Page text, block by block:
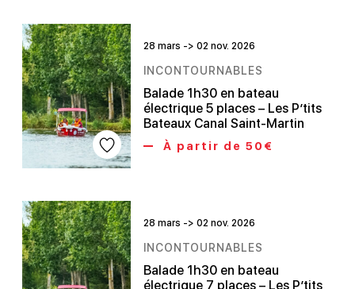
28 mars -> 02 nov. 2026
INCONTOURNABLES
Balade 1h30 en bateau
électrique 5 places – Les P’tits
Bateaux Canal Saint-Martin
À partir de 50€
28 mars -> 02 nov. 2026
INCONTOURNABLES
Balade 1h30 en bateau
électrique 7 places – Les P’tits